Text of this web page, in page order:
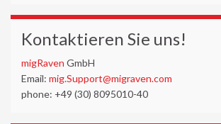
Kontaktieren Sie uns!
migRaven GmbH
Email: mig.Support@migraven.com
phone: +49 (30) 8095010-40